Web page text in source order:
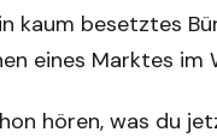
kaum besetztes
eines Marktes im
hören, was du